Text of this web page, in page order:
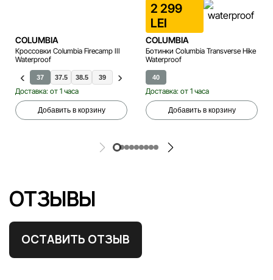
COLUMBIA
Кроссовки Columbia Firecamp III
Waterproof
37 37.5 38.5 39 38
Доставка: от 1 часа
Добавить в корзину
2 299
LEI
COLUMBIA
Ботинки Columbia Transverse Hike
Waterproof
40
Доставка: от 1 часа
Добавить в корзину
ОТЗЫВЫ
ОСТАВИТЬ ОТЗЫВ